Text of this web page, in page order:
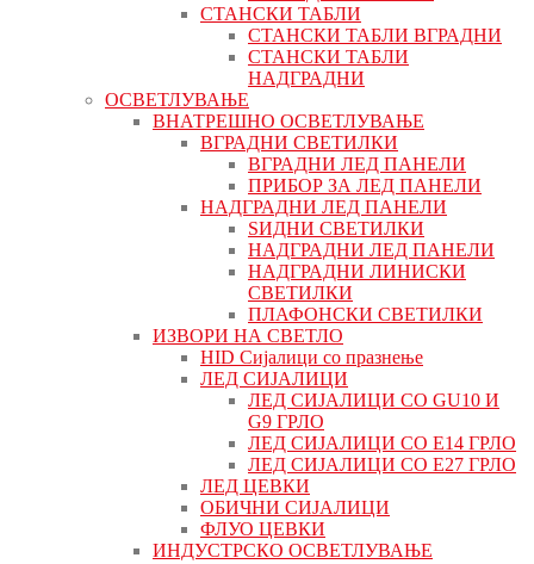
СТАНСКИ ТАБЛИ
СТАНСКИ ТАБЛИ ВГРАДНИ
СТАНСКИ ТАБЛИ
НАДГРАДНИ
ОСВЕТЛУВАЊЕ
ВНАТРЕШНО ОСВЕТЛУВАЊЕ
ВГРАДНИ СВЕТИЛКИ
ВГРАДНИ ЛЕД ПАНЕЛИ
ПРИБОР ЗА ЛЕД ПАНЕЛИ
НАДГРАДНИ ЛЕД ПАНЕЛИ
ЅИДНИ СВЕТИЛКИ
НАДГРАДНИ ЛЕД ПАНЕЛИ
НАДГРАДНИ ЛИНИСКИ
СВЕТИЛКИ
ПЛАФОНСКИ СВЕТИЛКИ
ИЗВОРИ НА СВЕТЛО
HID Сијалици со празнење
ЛЕД СИЈАЛИЦИ
ЛЕД СИЈАЛИЦИ СО GU10 И
G9 ГРЛО
ЛЕД СИЈАЛИЦИ СО Е14 ГРЛО
ЛЕД СИЈАЛИЦИ СО Е27 ГРЛО
ЛЕД ЦЕВКИ
ОБИЧНИ СИЈАЛИЦИ
ФЛУО ЦЕВКИ
ИНДУСТРСКО ОСВЕТЛУВАЊЕ